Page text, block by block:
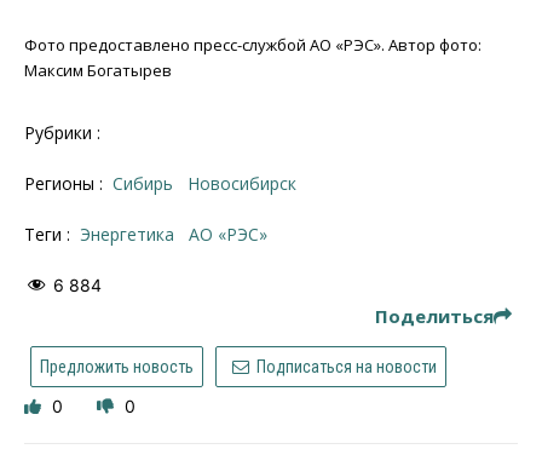
Фото предоставлено пресс-службой АО «РЭС». Автор фото:
Максим Богатырев
Рубрики :
Регионы : Сибирь Новосибирск
Теги : энергетика АО «РЭС»
6 884
Поделиться
Предложить новость Подписаться на новости
0 0